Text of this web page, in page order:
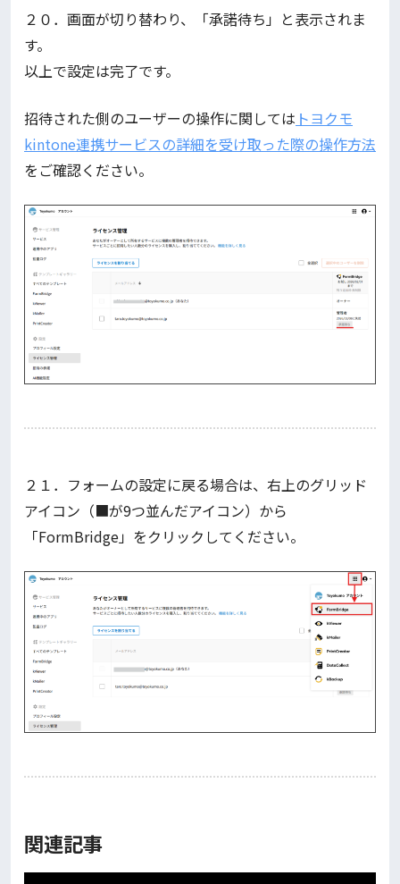
２０．画面が切り替わり、「承諾待ち」と表示されま
す。
以上で設定は完了です。
招待された側のユーザーの操作に関しては トヨクモ
kintone連携サービスの詳細を受け取った際の操作方法
をご確認ください。
２１．フォームの設定に戻る場合は、右上のグリッド
アイコン（■が9つ並んだアイコン）から
「FormBridge」をクリックしてください。
関連記事